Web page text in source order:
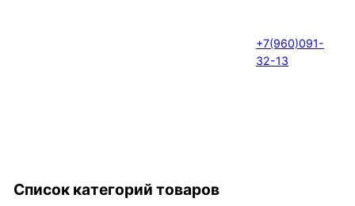
+7(960)091-
32-13
Список категорий товаров